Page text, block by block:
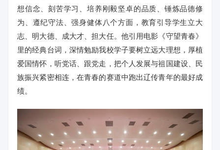
想信念、刻苦学习、培养刚毅坚卓的品质、锤炼品德修
为、遵纪守法、强身健体八个方面，教育引导学生立大
志、明大德、成大才、担大任。他引用电影《守望青春》
里的经典台词，深情勉励我校学子要树立远大理想，厚植
爱国情怀，听党话、跟党走，把个人发展与祖国建设、民
族振兴紧密相连，在青春的赛道中跑出辽传青年的最好成
绩。